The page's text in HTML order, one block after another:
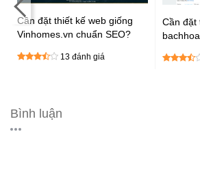
Cần đặt thiết kế web giống
Vinhomes.vn chuẩn SEO?
13 đánh giá
Cần đặt
Bình luận